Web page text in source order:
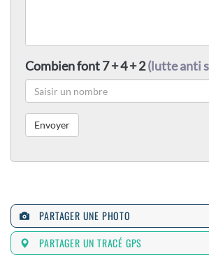
Combien font 7 + 4 + 2(lutte anti
PARTAGER UNE PHOTO
PARTAGER UN TRACÉ GPS